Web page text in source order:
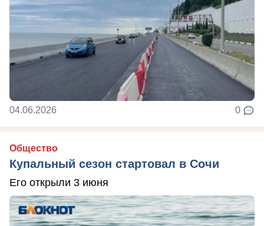
04.06.2026 0
Общество
Купальный сезон стартовал в Сочи
Его открыли 3 июня